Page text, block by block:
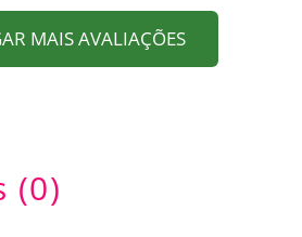
MAIS AVALIAÇÕES
(0)